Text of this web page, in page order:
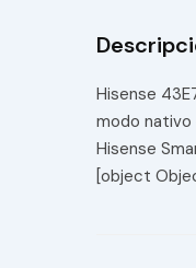
Hisense
modo nativo
Hisense
[object